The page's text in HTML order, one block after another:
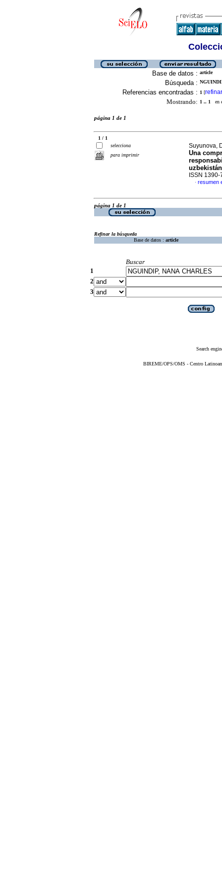
Base de datos : article
Búsqueda :
Referencias encontradas : 1 [refinar
Mostrando: 1 .. 1 en
página 1 de 1
1 / 1
selecciona
para imprimir
Suyunova,
Una
ISSN 1390-
· resumen
página 1 de 1
Refinar la búsqueda
Base de datos : article
Buscar
1
2
3
Search
BIREME/OPS/OMS - Centro